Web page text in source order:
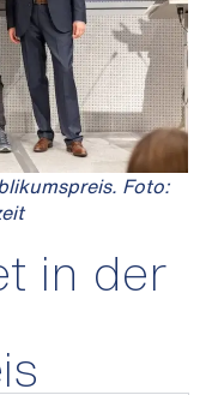
Foto:
in der